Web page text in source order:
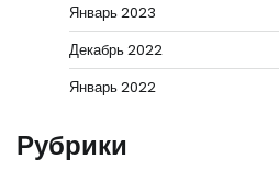
Январь 2023
Декабрь 2022
Январь 2022
Рубрики